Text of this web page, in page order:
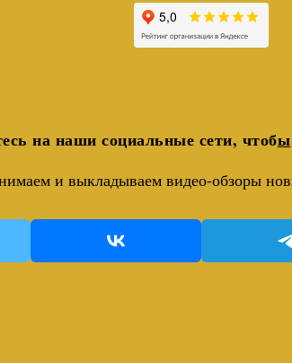
на наши социальные сети, чтобы
и выкладываем видео-обзоры